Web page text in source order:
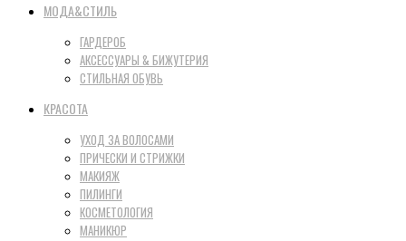
МОДА&СТИЛЬ
ГАРДЕРОБ
АКСЕССУАРЫ & БИЖУТЕРИЯ
СТИЛЬНАЯ ОБУВЬ
КРАСОТА
УХОД ЗА ВОЛОСАМИ
ПРИЧЕСКИ И СТРИЖКИ
МАКИЯЖ
ПИЛИНГИ
КОСМЕТОЛОГИЯ
МАНИКЮР